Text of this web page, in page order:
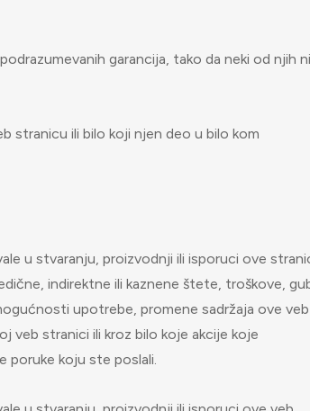
garancija, tako da neki od njih
stranicu ili bilo koji njen deo u bilo kom
u stvaranju, proizvodnji ili isporuci ove
indirektne ili kaznene štete, troškove,
upotrebe, promene sadržaja ove veb
veb stranici ili kroz bilo koje akcije koje
poruke koju ste poslali.